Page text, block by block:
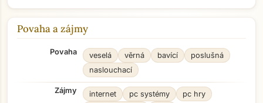
Povaha a zájmy
Povaha veselá věrná bavící
poslušná
naslouchací
Zájmy internet pc systémy
pc hry